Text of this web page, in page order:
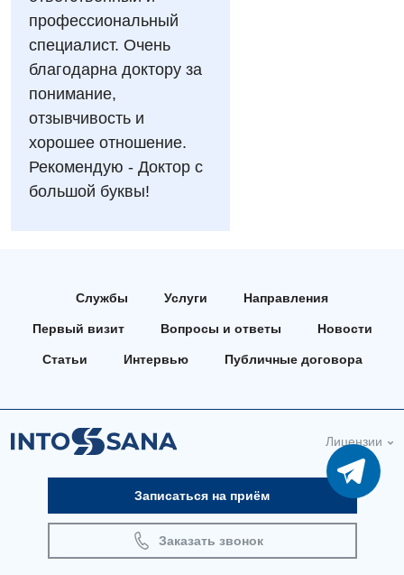
Видео
УЗИ
Эндоскопическое отделение
Для взрослых
Акушерство и гинекология
Аллергология, иммунология
Андрология
Гастроэнтерология
Диетология
Кардиология
Медицинская психология
Неврология
Декларирование
Украинский
Русский
профессиональный
специалист. Очень
благодарна доктору за
понимание,
отзывчивость и
хорошее отношение.
Рекомендую - Доктор с
большой буквы!
Службы Услуги Направления
Первый визит Вопросы и ответы Новости
Статьи Интервью Публичные договора
Лицензии
Записаться на приём
Заказать звонок